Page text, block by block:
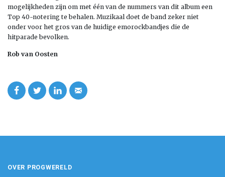
mogelijkheden zijn om met één van de nummers van dit album een
Top 40-notering te behalen. Muzikaal doet de band zeker niet
onder voor het gros van de huidige emorockbandjes die de
hitparade bevolken.
Rob van Oosten
OVER PROGWERELD